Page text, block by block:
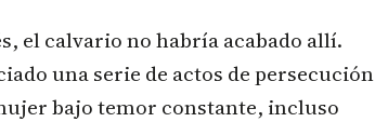
el calvario no habría acabado allí.
una serie de actos de persecución
bajo temor constante, incluso